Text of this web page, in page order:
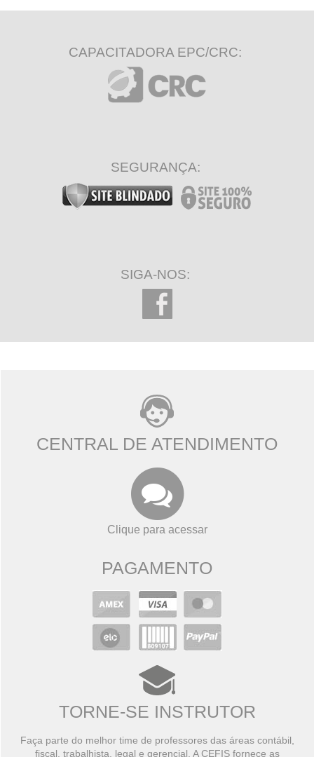
CAPACITADORA EPC/CRC:
SEGURANÇA:
SIGA-NOS:
CENTRAL DE ATENDIMENTO
Clique para acessar
PAGAMENTO
TORNE-SE INSTRUTOR
Faça parte do melhor time de professores das áreas contábil,
fiscal, trabalhista, legal e gerencial. A CEFIS fornece as